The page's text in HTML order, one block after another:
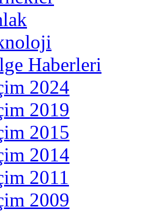
Haberleri
2024
2019
2015
2014
2011
2009